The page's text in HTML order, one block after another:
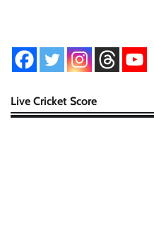
Live Cricket Score